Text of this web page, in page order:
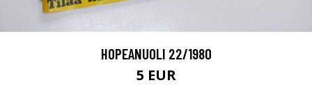
HOPEANUOLI 22/1980
5 EUR